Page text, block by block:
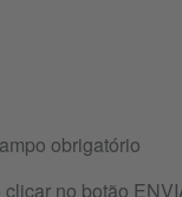
obrigatório
clicar no botão